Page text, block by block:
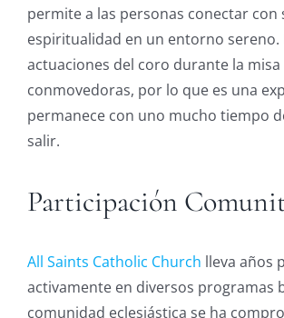
permite a las personas conectar con
espiritualidad en un entorno sereno.
actuaciones del coro durante la misa
conmovedoras, por lo que es una
permanece con uno mucho tiempo
salir.
Participación
All Saints Catholic Church lleva años
activamente en diversos programas
comunidad eclesiástica se ha